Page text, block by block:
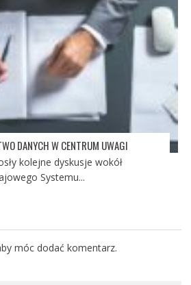
DANYCH W CENTRUM UWAGI
kolejne dyskusje wokół
Systemu...
móc dodać komentarz.